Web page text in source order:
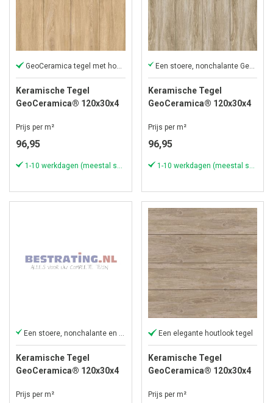
GeoCeramica tegel met houtlook
Keramische Tegel
GeoCeramica® 120x30x4
Prijs per m²
96,95
Een stoere, nonchalante GeoCeramica tegel!
Keramische Tegel
GeoCeramica® 120x30x4
Prijs per m²
96,95
Keramische Tegel
GeoCeramica® 120x30x4
Prijs per m²
Een elegante houtlook tegel
Keramische Tegel
GeoCeramica® 120x30x4
Prijs per m²